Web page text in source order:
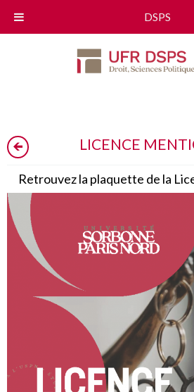
LICENCE
Retrouvez la plaquette de la
DSPS